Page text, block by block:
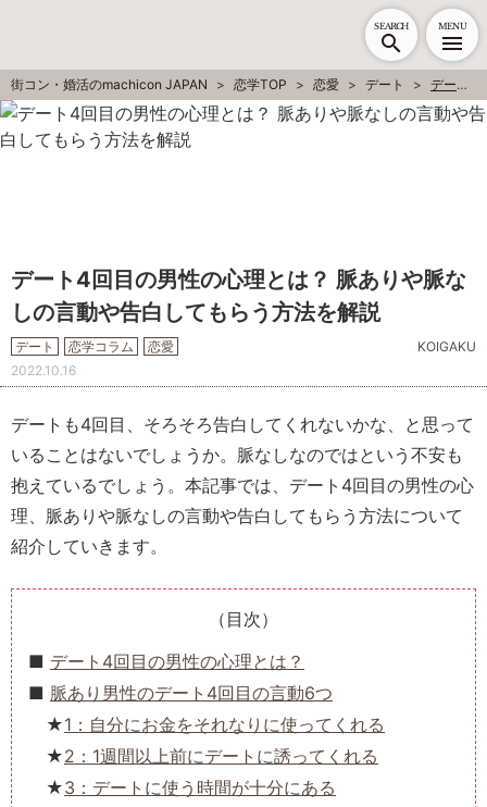
SEARCH MENU
街コン・婚活のmachicon JAPAN 恋学TOP 恋愛 デート デート4回目の男性の心理とは？ 脈ありや脈なしの言動や告白してもらう方法を解説
デート4回目の男性の心理とは？ 脈ありや脈な
しの言動や告白してもらう方法を解説
デート 恋学コラム 恋愛
KOIGAKU
2022.10.16
デートも4回目、そろそろ告白してくれないかな、と思って
いることはないでしょうか。脈なしなのではという不安も
抱えているでしょう。本記事では、デート4回目の男性の心
理、脈ありや脈なしの言動や告白してもらう方法について
紹介していきます。
（目次）
デート4回目の男性の心理とは？
脈あり男性のデート4回目の言動6つ
1：自分にお金をそれなりに使ってくれる
2：1週間以上前にデートに誘ってくれる
3：デートに使う時間が十分にある